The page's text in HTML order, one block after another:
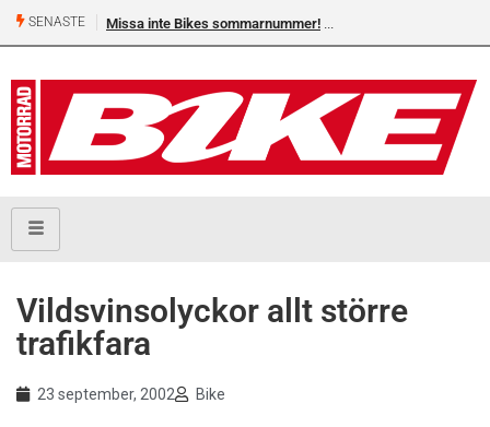
SENASTE Missa inte Bikes sommarnummer!
Vildsvinsolyckor allt större
trafikfara
23 september, 2002 Bike